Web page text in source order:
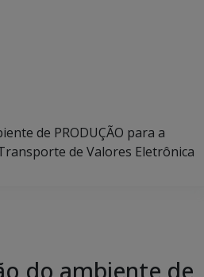
de PRODUÇÃO para a
de Valores Eletrônica
do ambiente de